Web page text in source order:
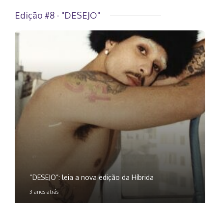
Edição #8 - "DESEJO"
“DESEJO”: leia a nova edição da Híbrida
3 anos atrás